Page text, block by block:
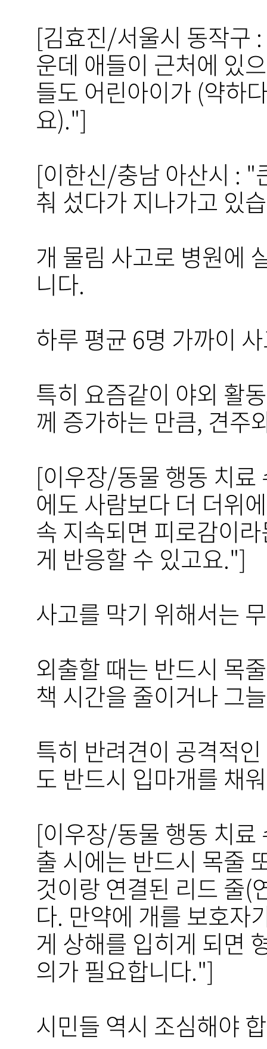
[김효진/서울시 동작구
운데 애들이 근처에 있
들도 어린아이가 (약하
요)."]
[이한신/충남 아산시 : "
춰 섰다가 지나가고 있
개 물림 사고로 병원에
니다.
하루 평균 6명 가까이
특히 요즘같이 야외 활
께 증가하는 만큼, 견주
[이우장/동물 행동 치료
에도 사람보다 더 더위
속 지속되면 피로감이
게 반응할 수 있고요."]
사고를 막기 위해서는
외출할 때는 반드시 목
책 시간을 줄이거나 그
특히 반려견이 공격적
도 반드시 입마개를 채
[이우장/동물 행동 치료
출 시에는 반드시 목줄
것이랑 연결된 리드 줄(
다. 만약에 개를 보호자
게 상해를 입히게 되면
의가 필요합니다."]
시민들 역시 조심해야